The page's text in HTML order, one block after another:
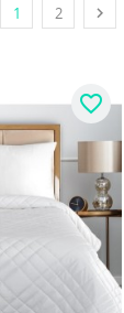
1 2 
favorite_border